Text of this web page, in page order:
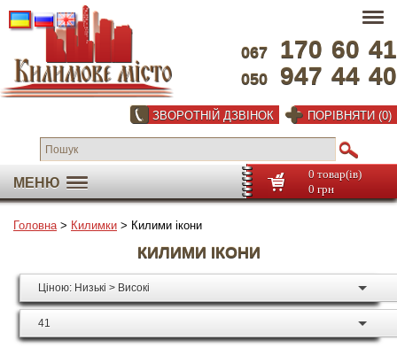
067 170 60 41
050 947 44 40
ЗВОРОТНІЙ ДЗВІНОК ПОРІВНЯТИ (0)
МЕНЮ
0 товар(ів)
0 грн
Головна> Килимки > Килими ікони
КИЛИМИ ІКОНИ
Ціною: Низькі > Високі
41